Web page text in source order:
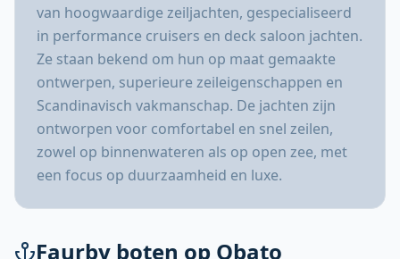
van hoogwaardige zeiljachten, gespecialiseerd
in performance cruisers en deck saloon jachten.
Ze staan bekend om hun op maat gemaakte
ontwerpen, superieure zeileigenschappen en
Scandinavisch vakmanschap. De jachten zijn
ontworpen voor comfortabel en snel zeilen,
zowel op binnenwateren als op open zee, met
een focus op duurzaamheid en luxe.
Faurby boten op Obato